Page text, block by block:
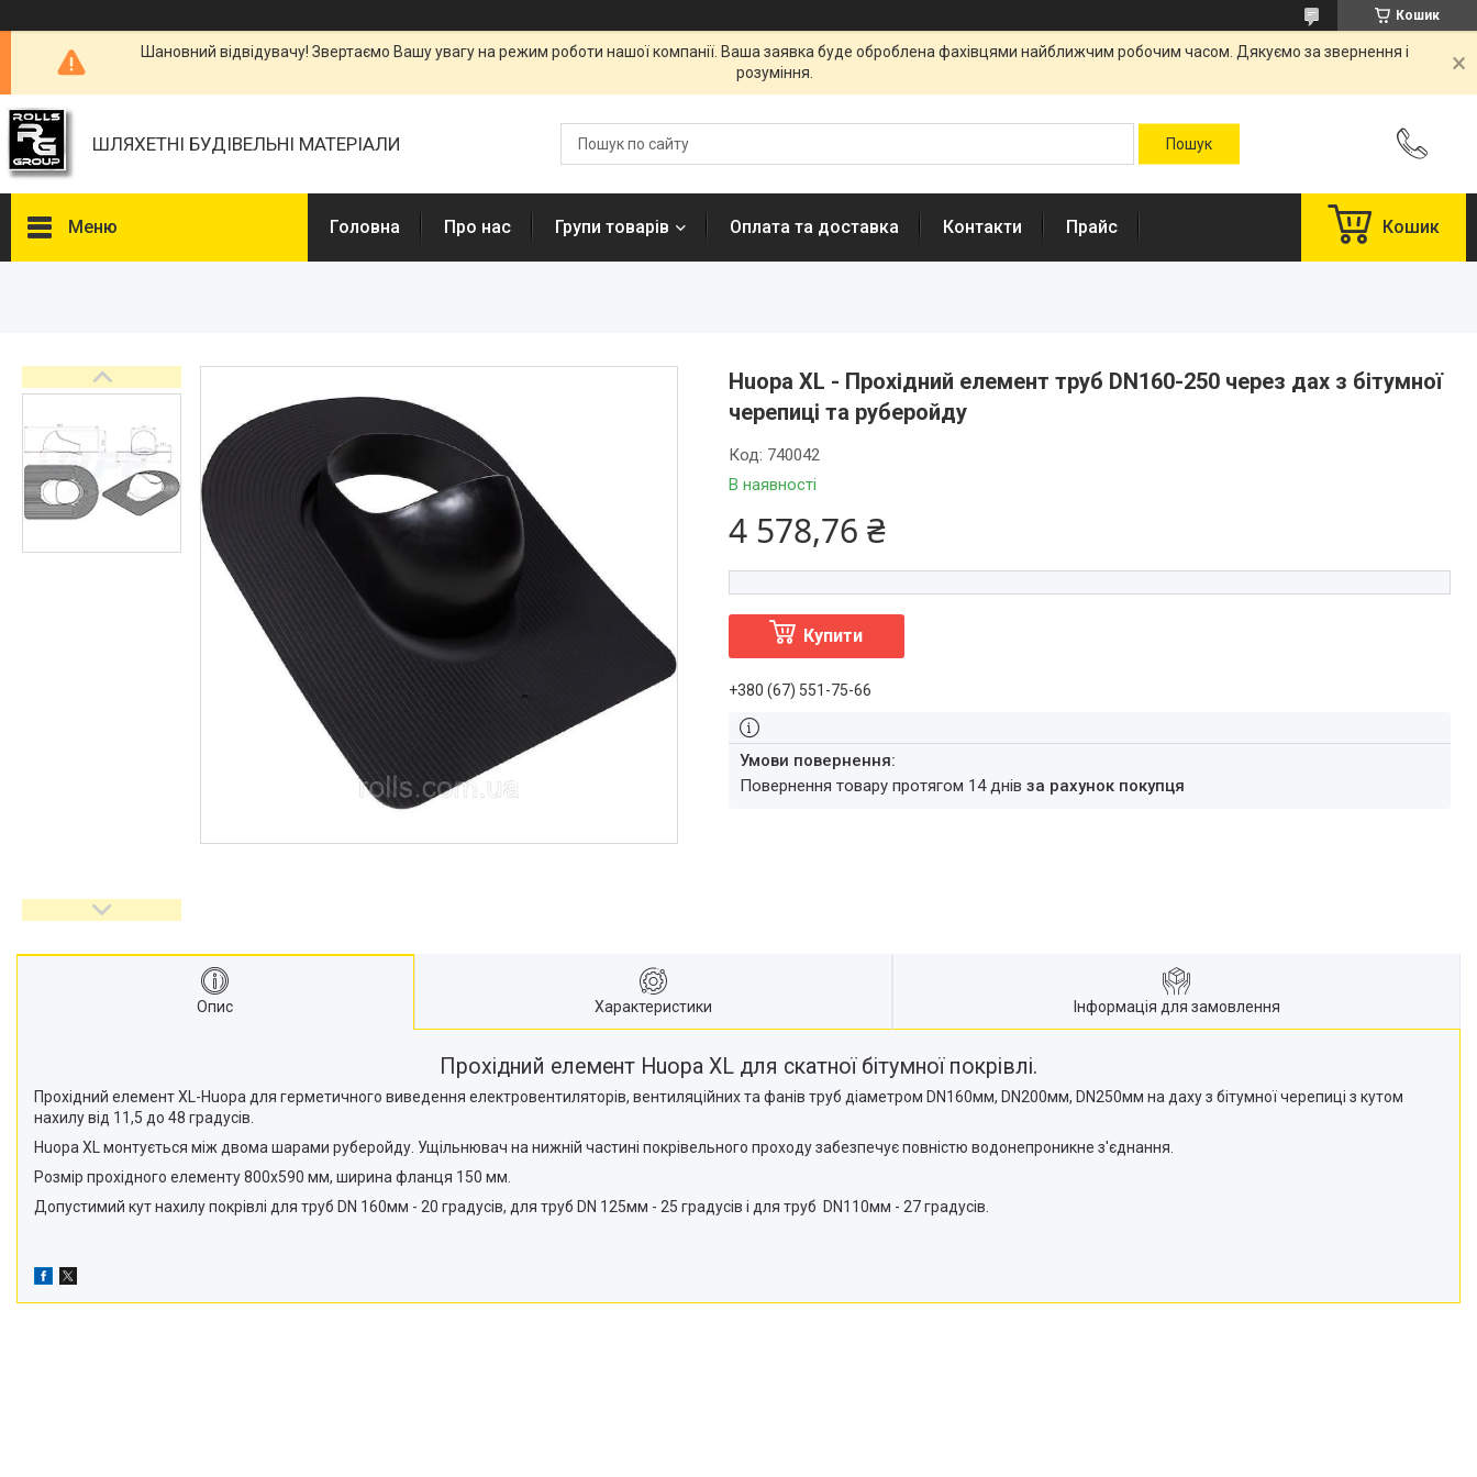
Кошик
Шановний відвідувачу! Звертаємо Вашу увагу на режим роботи нашої компанії. Ваша заявка буде оброблена фахівцями найближчим робочим часом. Дякуємо за звернення і
розуміння.
ШЛЯХЕТНІ БУДІВЕЛЬНІ МАТЕРІАЛИ
Меню
Новини
Статті
Головна Про нас Групи товарів Оплата та доставка Контакти Прайс Кошик
Huopa XL - Прохідний елемент труб DN160-250 через дах з бітумної
черепиці та руберойду
В наявності
Код: 740042
4 578,76 ₴
Купити
+380 (67) 551-75-66
повернення товару протягом 14 днів за рахунок покупця
Опис Характеристики Інформація для замовлення
Прохідний елемент Huopa XL для скатної бітумної покрівлі.
Прохідний елемент XL-Huopa для герметичного виведення електровентиляторів, вентиляційних та фанів труб діаметром DN160мм, DN200мм, DN250мм на даху з бітумної черепиці з кутом
нахилу від 11,5 до 48 градусів.
Huopa XL монтується між двома шарами руберойду. Ущільнювач на нижній частині покрівельного проходу забезпечує повністю водонепроникне з'єднання.
Розмір прохідного елементу 800х590 мм, ширина фланця 150 мм.
Допустимий кут нахилу покрівлі для труб DN 160мм - 20 градусів, для труб DN 125мм - 25 градусів і для труб DN110мм - 27 градусів.